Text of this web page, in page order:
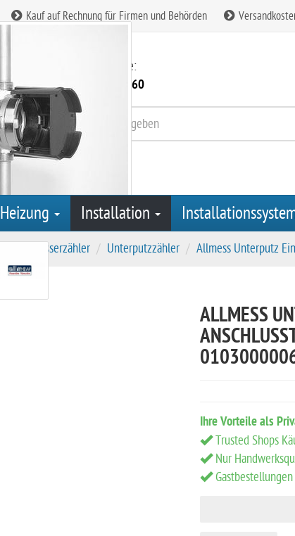
Kauf auf Rechnung für Firmen und Behörden
Kundenservice:
08165 / 90 85 260
Heizung Installation
Wasserzähler Unterputzzähler Allmess Unterputz
ALLMESS
Ihre Vorteile als
Trusted Shops
Nur